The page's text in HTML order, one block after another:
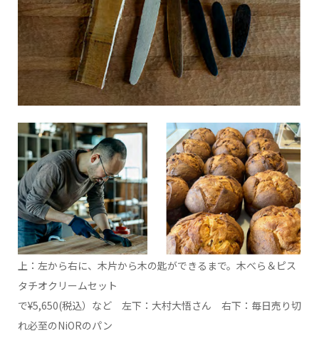
上：左から右に、木片から木の匙ができるまで。木べら＆ピス
タチオクリームセット
で¥5,650(税込）など 左下：大村大悟さん 右下：毎日売り切
れ必至のNiORのパン